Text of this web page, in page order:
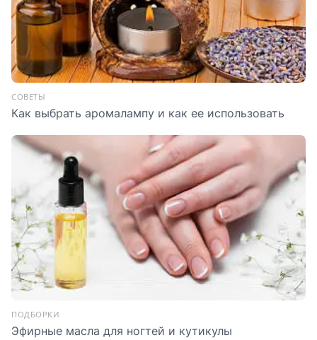
СОВЕТЫ
Как выбрать аромалампу и как ее использовать
ПОДБОРКИ
Эфирные масла для ногтей и кутикулы